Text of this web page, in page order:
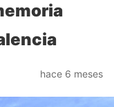
hace 6 meses